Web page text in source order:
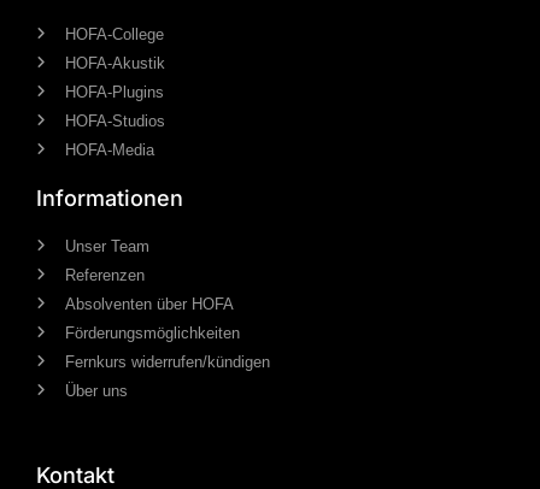
HOFA-College
HOFA-Akustik
HOFA-Plugins
HOFA-Studios
HOFA-Media
Informationen
Unser Team
Referenzen
Absolventen über HOFA
Förderungsmöglichkeiten
Fernkurs widerrufen/kündigen
Über uns
Kontakt